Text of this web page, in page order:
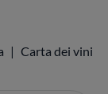
Carta dei vini